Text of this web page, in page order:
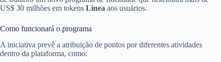
US$ 30 milhões em tokens Linea aos usuários.
Como funcionará o programa
A iniciativa prevê a atribuição de pontos por diferentes atividades
dentro da plataforma, como: